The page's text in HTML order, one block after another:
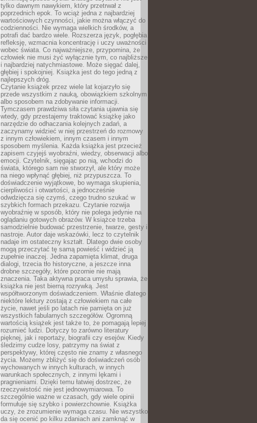
tylko dawnym nawykiem, który przetrwał z
poprzednich epok. To wciąż jedna z najbardziej
wartościowych czynności, jakie można włączyć do
codzienności. Nie wymaga wielkich środków, a
potrafi dać bardzo wiele. Rozszerza język, pogłębia
refleksję, wzmacnia koncentrację i uczy uważności
wobec świata. Co najważniejsze, przypomina, że
człowiek nie musi żyć wyłącznie tym, co najbliższe
i najbardziej natychmiastowe. Może sięgać dalej,
głębiej i spokojniej. Książka jest do tego jedną z
najlepszych dróg.
Czytanie książek przez wiele lat kojarzyło się
przede wszystkim z nauką, obowiązkiem szkolnym
albo sposobem na zdobywanie informacji.
Tymczasem prawdziwa siła czytania ujawnia się
wtedy, gdy przestajemy traktować książkę jako
narzędzie do odhaczania kolejnych zadań, a
zaczynamy widzieć w niej przestrzeń do rozmowy
z innym człowiekiem, innym czasem i innym
sposobem myślenia. Każda książka jest przecież
zapisem czyjejś wyobraźni, wiedzy, obserwacji albo
emocji. Czytelnik, sięgając po nią, wchodzi do
świata, którego sam nie stworzył, ale który może
na niego wpłynąć głębiej, niż przypuszcza. To
doświadczenie wyjątkowe, bo wymaga skupienia,
cierpliwości i otwartości, a jednocześnie
odwdzięcza się czymś, czego trudno szukać w
szybkich formach przekazu. Czytanie rozwija
wyobraźnię w sposób, który nie polega jedynie na
oglądaniu gotowych obrazów. W książce trzeba
samodzielnie budować przestrzenie, twarze, gesty i
nastroje. Autor daje wskazówki, lecz to czytelnik
nadaje im ostateczny kształt. Dlatego dwie osoby
mogą przeczytać tę samą powieść i widzieć ją
zupełnie inaczej. Jedna zapamięta klimat, druga
dialogi, trzecia tło historyczne, a jeszcze inna
drobne szczegóły, które pozornie nie mają
znaczenia. Taka aktywna praca umysłu sprawia, że
książka nie jest bierną rozrywką. Jest
współtworzonym doświadczeniem. Właśnie dlatego
niektóre lektury zostają z człowiekiem na całe
życie, nawet jeśli po latach nie pamięta on już
wszystkich fabularnych szczegółów. Ogromną
wartością książek jest także to, że pomagają lepiej
rozumieć ludzi. Dotyczy to zarówno literatury
pięknej, jak i reportaży, biografii czy esejów. Kiedy
śledzimy cudze losy, patrzymy na świat z
perspektywy, której często nie znamy z własnego
życia. Możemy zbliżyć się do doświadczeń osób
wychowanych w innych kulturach, w innych
warunkach społecznych, z innymi lękami i
pragnieniami. Dzięki temu łatwiej dostrzec, że
rzeczywistość nie jest jednowymiarowa. To
szczególnie ważne w czasach, gdy wiele opinii
formułuje się szybko i powierzchownie. Książka
uczy, że zrozumienie wymaga czasu. Nie wszystko
da się ocenić po kilku zdaniach ani zamknąć w